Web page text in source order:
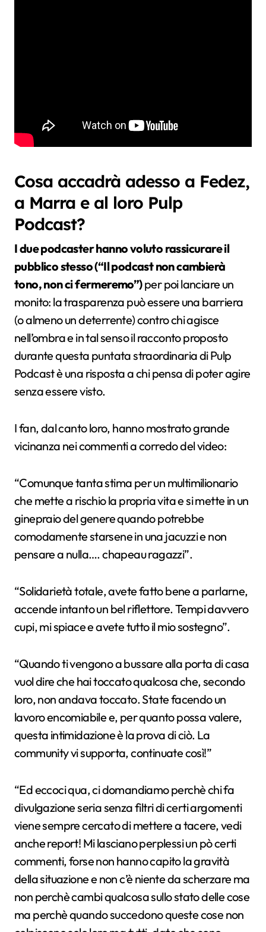
Cosa accadrà adesso a Fedez,
a Marra e al loro Pulp
Podcast?
I due podcaster hanno voluto rassicurare il
pubblico stesso (“Il podcast non cambierà
tono, non ci fermeremo”)per poi lanciare un
monito: la trasparenza può essere una barriera
(o almeno un deterrente) contro chi agisce
nell’ombra e in tal senso il racconto proposto
durante questa puntata straordinaria di Pulp
Podcast è una risposta a chi pensa di poter agire
senza essere visto.
I fan, dal canto loro, hanno mostrato grande
vicinanza nei commenti a corredo del video:
“Comunque tanta stima per un multimilionario
che mette a rischio la propria vita e si mette in un
ginepraio del genere quando potrebbe
comodamente starsene in una jacuzzi e non
pensare a nulla…. chapeau ragazzi”.
“Solidarietà totale, avete fatto bene a parlarne,
accende intanto un bel riflettore. Tempi davvero
cupi, mi spiace e avete tutto il mio sostegno”.
“Quando ti vengono a bussare alla porta di casa
vuol dire che hai toccato qualcosa che, secondo
loro, non andava toccato. State facendo un
lavoro encomiabile e, per quanto possa valere,
questa intimidazione è la prova di ciò. La
community vi supporta, continuate così!”
“Ed eccoci qua, ci domandiamo perchè chi fa
divulgazione seria senza filtri di certi argomenti
viene sempre cercato di mettere a tacere, vedi
anche report! Mi lasciano perplessi un pò certi
commenti, forse non hanno capito la gravità
della situazione e non c’è niente da scherzare ma
non perchè cambi qualcosa sullo stato delle cose
ma perchè quando succedono queste cose non